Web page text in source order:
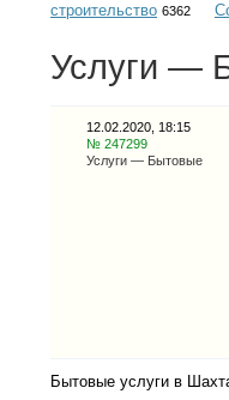
строительство 6362
Услуги —
12.02.2020, 18:15
№ 247299
Услуги — Бытовые
Бытовые услуги в